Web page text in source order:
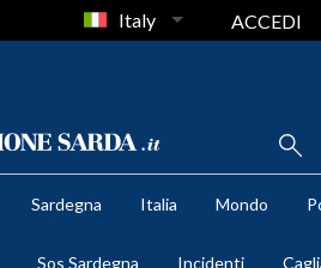
Italy ACCEDI
Sardegna Italia Mondo
Sos Sardegna Incidenti